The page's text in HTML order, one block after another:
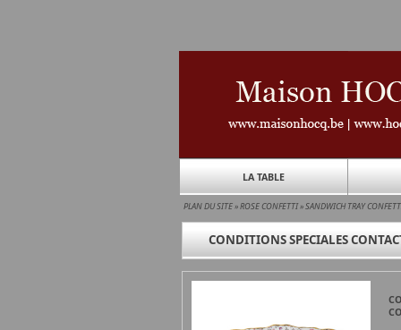
LA TABLE
PLAN DU SITE»ROSE CONFETTI»SANDWICH TRAY
CONDITIONS SPECIALES